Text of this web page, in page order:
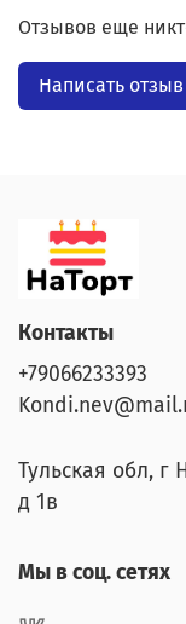
Отзывов еще
Написать отзыв
Контакты
+79066233393
Тульская обл, г
д 1в
Мы в соц. сетях